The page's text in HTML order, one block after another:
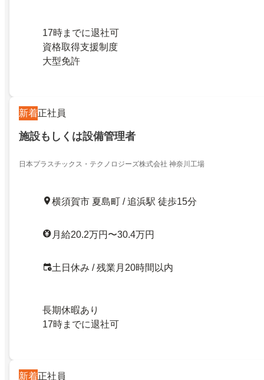
17時までに退社可
資格取得支援制度
大型免許
新着正社員
施設もしくは設備管理者
日本プラスチックス・テクノロジーズ株式会社 神奈川工場
横須賀市 夏島町 / 追浜駅 徒歩15分
月給20.2万円〜30.4万円
土日休み / 残業月20時間以内
長期休暇あり
17時までに退社可
新着正社員